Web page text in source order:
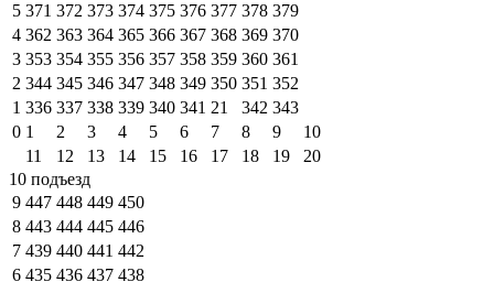
5 371 372 373 374 375 376 377 378 379
4 362 363 364 365 366 367 368 369 370
3 353 354 355 356 357 358 359 360 361
2 344 345 346 347 348 349 350 351 352
1 336 337 338 339 340 341 21 342 343
0 1 2 3 4 5 6 7 8 9
10
11
12 13 14 15 16 17 18 19
20
10 подъезд
9 447 448 449 450
8 443 444 445 446
7 439 440 441 442
6 435 436 437 438